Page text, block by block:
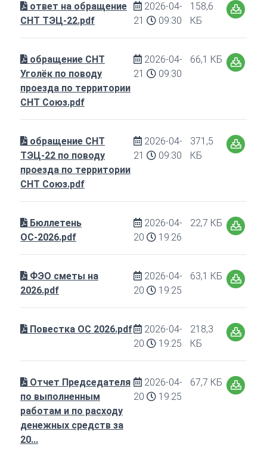
ответ на обращение
СНТ ТЭЦ-22.pdf
2026-04-
21
09:30
158,6
КБ
обращение СНТ
Уголёк по поводу
проезда по территории
СНТ Союз.pdf
2026-04-
21
09:30
66,1 КБ
обращение СНТ
ТЭЦ-22 по поводу
проезда по территории
СНТ Союз.pdf
2026-04-
21
09:30
371,5
КБ
Бюллетень
ОС-2026.pdf
2026-04-
20
19:26
22,7 КБ
ФЭО сметы на
2026.pdf
2026-04-
20
19:25
63,1 КБ
Повестка ОС 2026.pdf
2026-04-
20
19:25
218,3
КБ
Отчет Председателя
по выполненным
работам и по расходу
денежных средств за
20...
2026-04-
20
19:25
67,7 КБ